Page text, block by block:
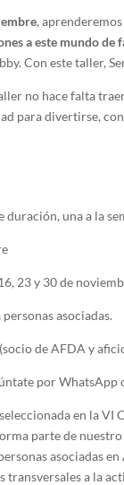
,
a este mundo de
Con este taller,
no hace falta
para divertirse,
duración, una a la
23 y 30 de
asociadas.
de AFDA y
por WhatsApp
en la
parte de
asociadas
transversales a la